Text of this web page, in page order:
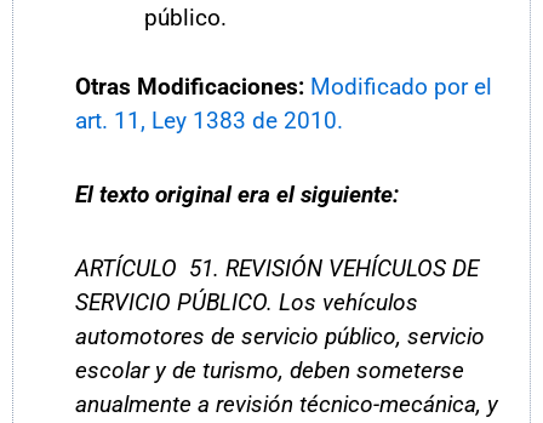
público.
Otras Modificaciones: Modificado por el
art. 11, Ley 1383 de 2010.
El texto original era el siguiente:
ARTÍCULO 51. REVISIÓN VEHÍCULOS DE
SERVICIO PÚBLICO. Los vehículos
automotores de servicio público, servicio
escolar y de turismo, deben someterse
anualmente a revisión técnico-mecánica, y